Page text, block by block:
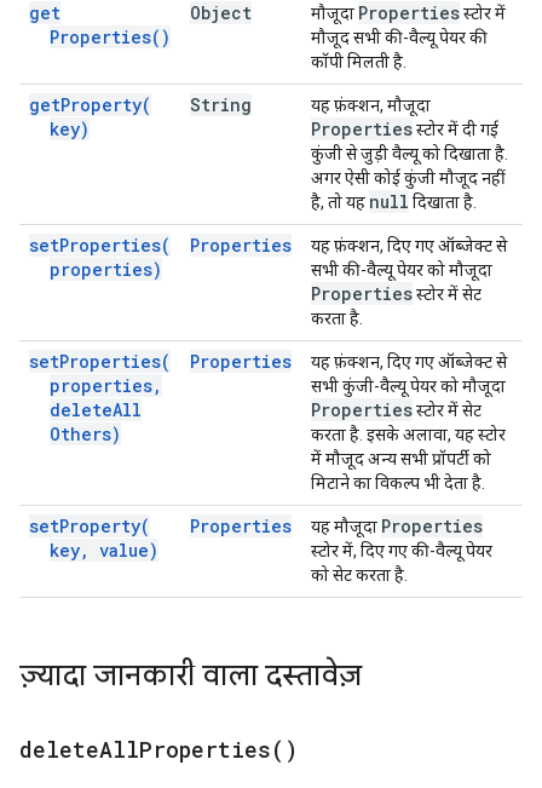
get
Properties( )
Object मौजूदा Propertiesस्टोर में
मौजूद सभी की-वैल्यू पेयर की
कॉपी मिलती है.
getProperty(
key)
String यह फ़ंक्शन, मौजूदा
Propertiesस्टोर में दी गई
कुंजी से जुड़ी वैल्यू को दिखाता है.
अगर ऐसी कोई कुंजी मौजूद नहीं
है, तो यह null दिखाता है.
setProperties(
properties)
Properties
यह फ़ंक्शन, दिए गए ऑब्जेक्ट से
सभी की-वैल्यू पेयर को मौजूदा
Propertiesस्टोर में सेट
करता है.
setProperties(
properties,
deleteAll
Others)
Properties
यह फ़ंक्शन, दिए गए ऑब्जेक्ट से
सभी कुंजी-वैल्यू पेयर को मौजूदा
Propertiesस्टोर में सेट
करता है. इसके अलावा, यह स्टोर
में मौजूद अन्य सभी प्रॉपर्टी को
मिटाने का विकल्प भी देता है.
setProperty(
key, value)
Properties यह मौजूदा Properties
स्टोर में, दिए गए की-वैल्यू पेयर
को सेट करता है.
ज़्यादा जानकारी वाला दस्तावेज़
deleteAllProperties( )